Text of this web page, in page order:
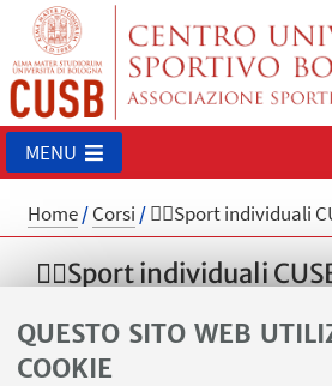
QUESTO SITO WEB
COOKIE
MENU
Home/Corsi /🏃‍♀️Sport individuali
🏃‍♀️Sport individuali